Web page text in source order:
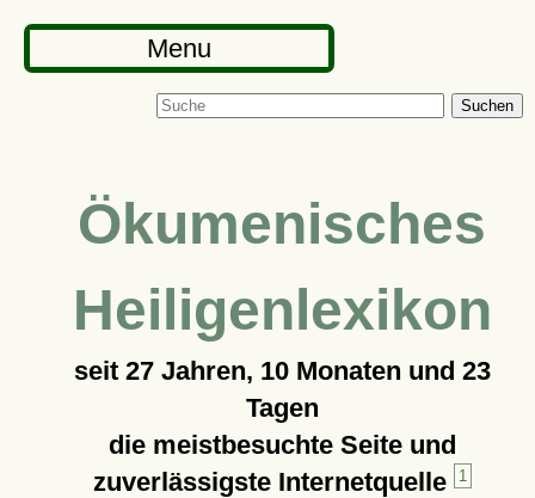
Menu
Suchen
Ökumenisches
Heiligenlexikon
seit 27 Jahren, 10 Monaten und 23
Tagen
die meistbesuchte Seite und
zuverlässigste Internetquelle
1